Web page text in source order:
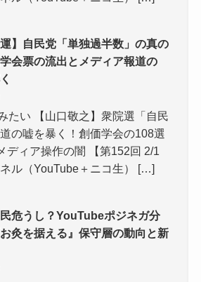
運】自民党「単独過半数」の真の
会票の流出とメディア報道の
たい 【山口敬之】衆院選「自民
の嘘を暴く！創価学会の108選
ディア操作の闇 【第152回 2/1
ル（YouTube＋ニコ生） […]
危うし？YouTubeポジネガ分
灸を据える』保守層の動向と新